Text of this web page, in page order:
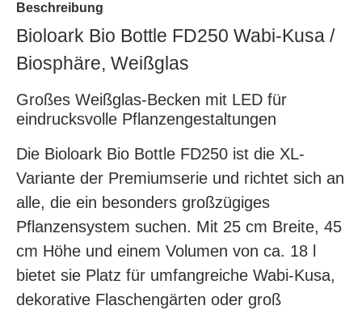
Beschreibung
Bioloark Bio Bottle FD250 Wabi-Kusa /
Biosphäre, Weißglas
Großes Weißglas-Becken mit LED für
eindrucksvolle Pflanzengestaltungen
Die Bioloark Bio Bottle FD250 ist die XL-
Variante der Premiumserie und richtet sich an
alle, die ein besonders großzügiges
Pflanzensystem suchen. Mit 25 cm Breite, 45
cm Höhe und einem Volumen von ca. 18 l
bietet sie Platz für umfangreiche Wabi-Kusa,
dekorative Flaschengärten oder groß